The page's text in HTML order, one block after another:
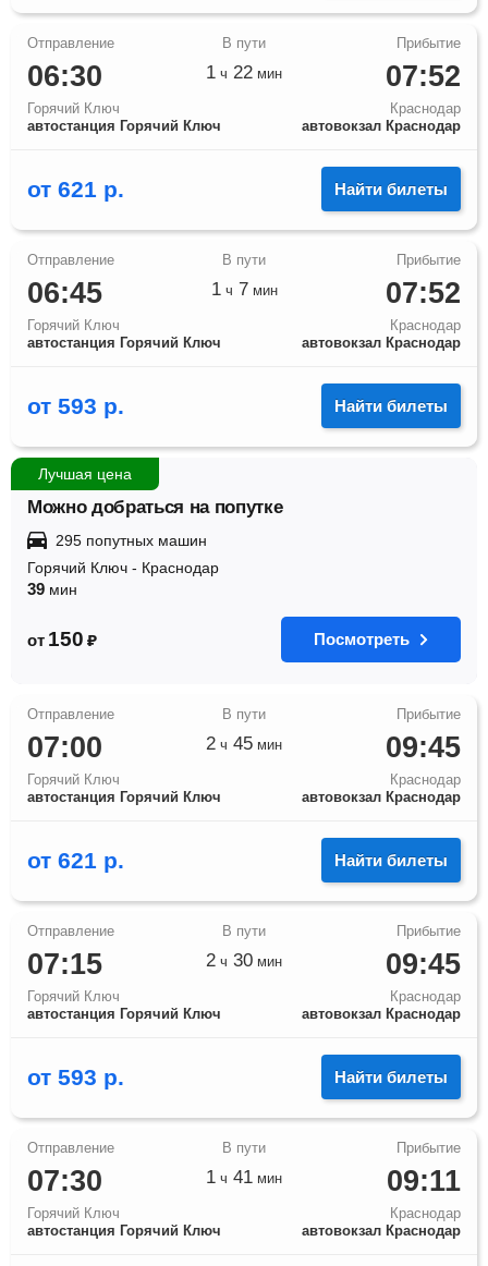
06:30
Горячий Ключ
автостанция Горячий Ключ
07:52
Краснодар
автовокзал Краснодар
1 ч 22 мин
от 621 р. Найти билеты
06:45
Горячий Ключ
автостанция Горячий Ключ
07:52
Краснодар
автовокзал Краснодар
1ч 7 мин
от 593 р. Найти билеты
Лучшая цена
Можно добраться на попутке
295 попутных машин
Горячий Ключ - Краснодар
39 мин
от 150 ₽ Посмотреть
07:00
Горячий Ключ
автостанция Горячий Ключ
09:45
Краснодар
автовокзал Краснодар
2 ч 45 мин
от 621 р. Найти билеты
07:15
Горячий Ключ
автостанция Горячий Ключ
09:45
Краснодар
автовокзал Краснодар
2 ч 30 мин
от 593 р. Найти билеты
07:30
Горячий Ключ
автостанция Горячий Ключ
09:11
Краснодар
автовокзал Краснодар
1 ч 41 мин